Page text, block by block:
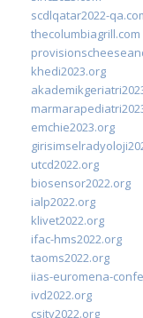
scdlqatar2022-
thecolumbiagrill.com
khedi2023.org
emchie2023.org
utcd2022.org
biosensor2022.org
ialp2022.org
klivet2022.org
ifac-hms2022.org
taoms2022.org
iias-euromena-
ivd2022.org
csity2022.org